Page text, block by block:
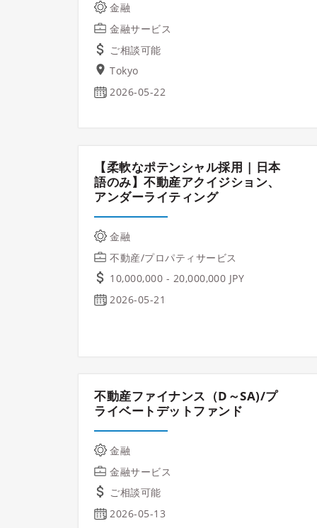
金融
金融サービス
ご相談可能
Tokyo
2026-05-22
【柔軟なポテンシャル採用 | 日本
語のみ】不動産アクイジション、
アンダーライティング
金融
不動産/プロパティサービス
10,000,000 - 20,000,000 JPY
2026-05-21
不動産ファイナンス（D～SA)/プ
ライベートデットファンド
金融
金融サービス
ご相談可能
2026-05-13